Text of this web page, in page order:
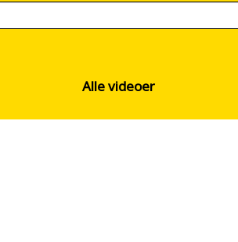
Alle videoer